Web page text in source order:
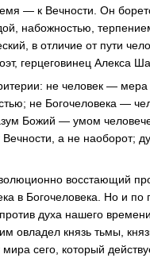
— к Вечности. Он
набожностью,
в отличие от пути
герцеговинец Алекса
не человек —
не Богочеловека —
Божий — умом
а не наоборот;
восстающий
в Богочеловека. Но и
духа нашего
овладел князь тьмы,
сего, который